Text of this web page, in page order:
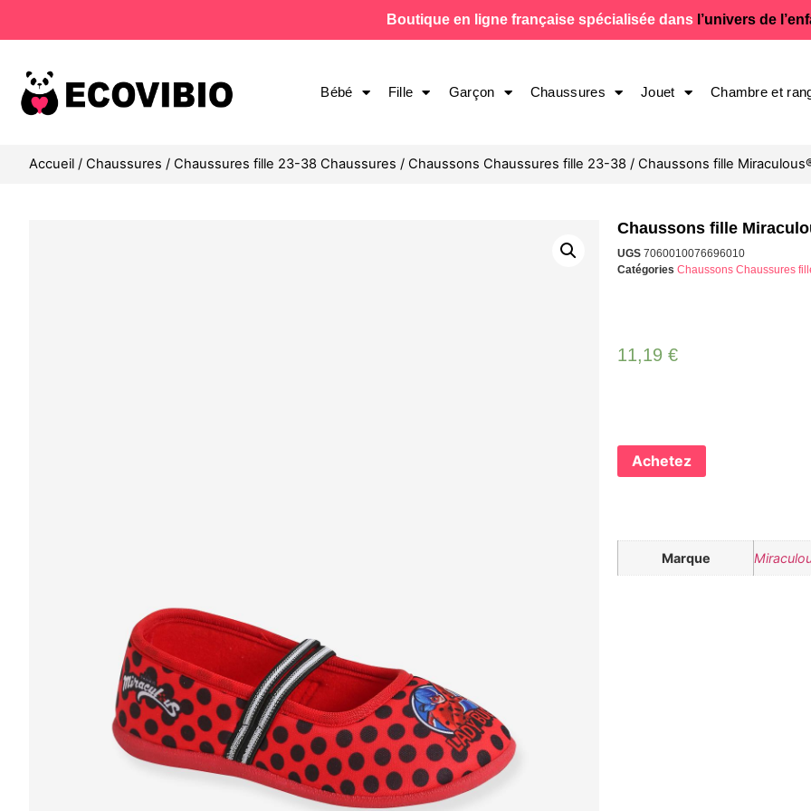
Boutique en ligne française spécialisée dans l’univers de
Bébé Fille Garçon Chaussures Jouet Chambre et
Accueil / Chaussures / Chaussures fille 23-38 Chaussures / Chaussons Chaussures fille 23-38 / Chaussons fille
Chaussons fille
UGS 7060010076696010
Catégories Chaussons Chaussures
11,19 €
Achetez
Marque